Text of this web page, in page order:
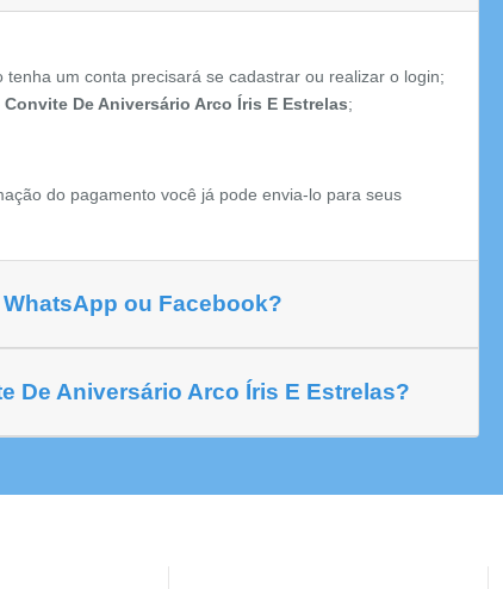
um conta precisará se cadastrar ou realizar o login;
Convite De Aniversário Arco Íris E Estrelas;
do pagamento você já pode envia-lo para seus
ou Facebook?
De Aniversário Arco Íris E Estrelas?